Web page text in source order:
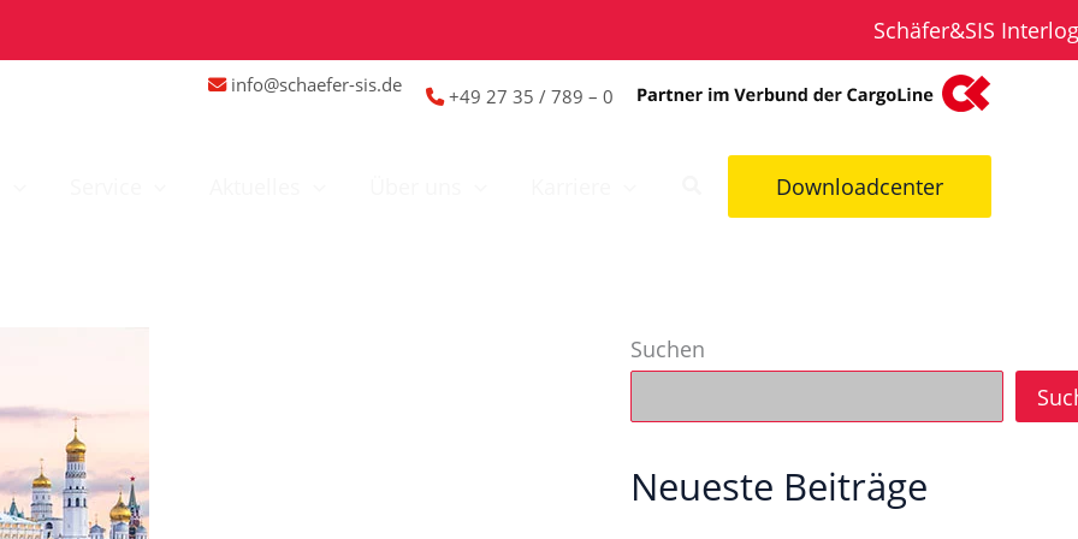
Schäfer&SIS
info@schaefer-sis.de +49 27 35 / 789 – 0
Downloadcenter
Suchen
Neueste Beiträge